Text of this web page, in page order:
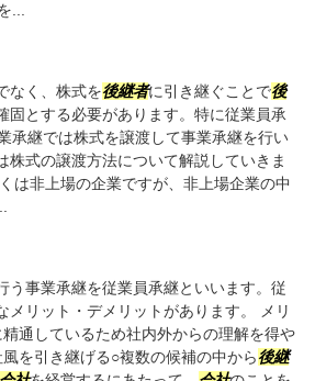
...
なく、株式を後継者に引き継ぐことで後
固とする必要があります。特に従業員承
承継では株式を譲渡して事業承継を行い
株式の譲渡方法について解説していきま
は非上場の企業ですが、非上場企業の中
う事業承継を従業員承継といいます。従
メリット・デメリットがあります。 メリ
通しているため社内外からの理解を得や
を引き継げる○複数の候補の中から後継